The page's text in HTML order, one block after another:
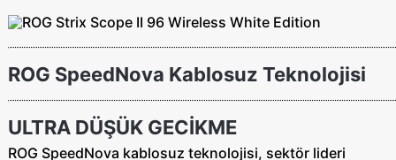
ROG SpeedNova Kablosuz Teknolojisi
ULTRA DÜŞÜK GECİKME
ROG SpeedNova kablosuz teknolojisi, sektör lideri